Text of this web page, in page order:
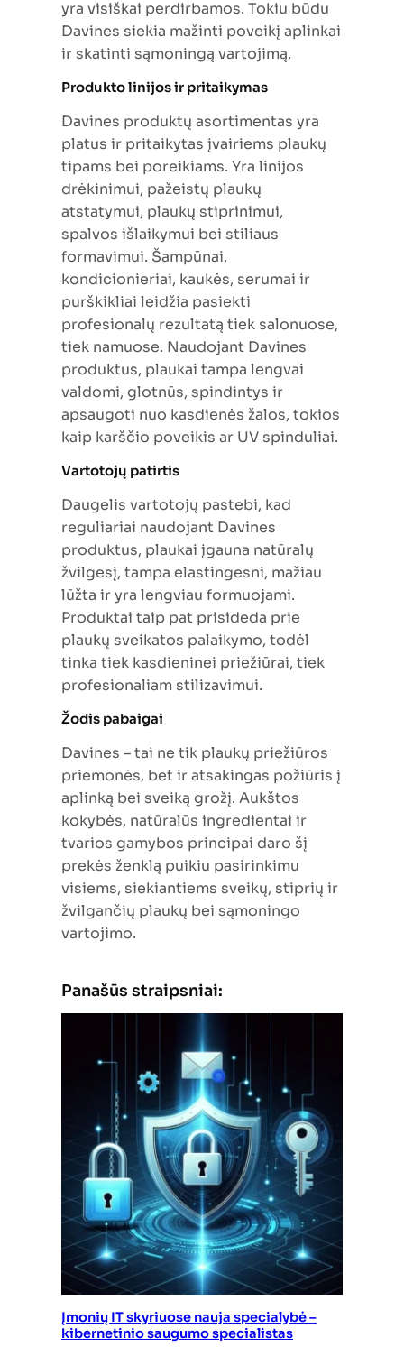
yra visiškai perdirbamos. Tokiu būdu
Davines siekia mažinti poveikį aplinkai
ir skatinti sąmoningą vartojimą.
Produkto linijos ir pritaikymas
Davines produktų asortimentas yra
platus ir pritaikytas įvairiems plaukų
tipams bei poreikiams. Yra linijos
drėkinimui, pažeistų plaukų
atstatymui, plaukų stiprinimui,
spalvos išlaikymui bei stiliaus
formavimui. Šampūnai,
kondicionieriai, kaukės, serumai ir
purškikliai leidžia pasiekti
profesionalų rezultatą tiek salonuose,
tiek namuose. Naudojant Davines
produktus, plaukai tampa lengvai
valdomi, glotnūs, spindintys ir
apsaugoti nuo kasdienės žalos, tokios
kaip karščio poveikis ar UV spinduliai.
Vartotojų patirtis
Daugelis vartotojų pastebi, kad
reguliariai naudojant Davines
produktus, plaukai įgauna natūralų
žvilgesį, tampa elastingesni, mažiau
lūžta ir yra lengviau formuojami.
Produktai taip pat prisideda prie
plaukų sveikatos palaikymo, todėl
tinka tiek kasdieninei priežiūrai, tiek
profesionaliam stilizavimui.
Žodis pabaigai
Davines – tai ne tik plaukų priežiūros
priemonės, bet ir atsakingas požiūris į
aplinką bei sveiką grožį. Aukštos
kokybės, natūralūs ingredientai ir
tvarios gamybos principai daro šį
prekės ženklą puikiu pasirinkimu
visiems, siekiantiems sveikų, stiprių ir
žvilgančių plaukų bei sąmoningo
vartojimo.
Panašūs straipsniai:
Įmonių IT skyriuose nauja specialybė –
kibernetinio saugumo specialistas